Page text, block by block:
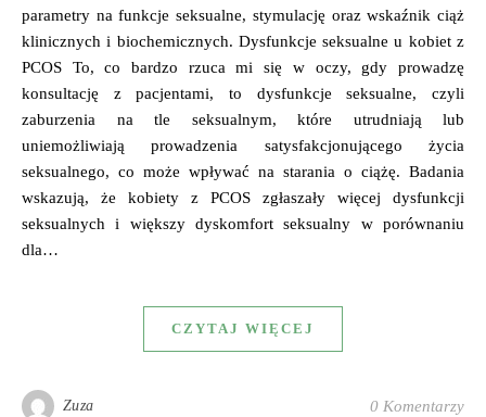
parametry na funkcje seksualne, stymulację oraz wskaźnik ciąż
klinicznych i biochemicznych. Dysfunkcje seksualne u kobiet z
PCOS To, co bardzo rzuca mi się w oczy, gdy prowadzę
konsultację z pacjentami, to dysfunkcje seksualne, czyli
zaburzenia na tle seksualnym, które utrudniają lub
uniemożliwiają prowadzenia satysfakcjonującego życia
seksualnego, co może wpływać na starania o ciążę. Badania
wskazują, że kobiety z PCOS zgłaszały więcej dysfunkcji
seksualnych i większy dyskomfort seksualny w porównaniu
dla…
CZYTAJ WIĘCEJ
Zuza 0 Komentarzy